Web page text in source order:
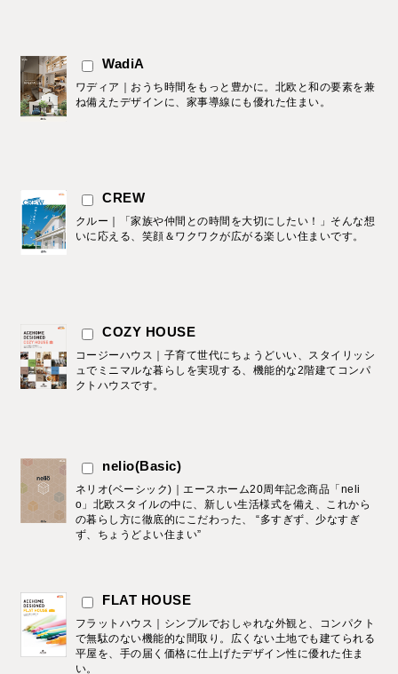
WadiA
ワディア｜おうち時間をもっと豊かに。北欧と和の要素を兼
ね備えたデザインに、家事導線にも優れた住まい。
CREW
クルー｜「家族や仲間との時間を大切にしたい！」そんな想
いに応える、笑顔＆ワクワクが広がる楽しい住まいです。
COZY HOUSE
コージーハウス｜子育て世代にちょうどいい、スタイリッシ
ュでミニマルな暮らしを実現する、機能的な2階建てコンパ
クトハウスです。
nelio(Basic)
ネリオ(ベーシック)｜エースホーム20周年記念商品「neli
o」北欧スタイルの中に、新しい生活様式を備え、これから
の暮らし方に徹底的にこだわった、 “多すぎず、少なすぎ
ず、ちょうどよい住まい”
FLAT HOUSE
フラットハウス｜シンプルでおしゃれな外観と、コンパクト
で無駄のない機能的な間取り。広くない土地でも建てられる
平屋を、手の届く価格に仕上げたデザイン性に優れた住ま
い。